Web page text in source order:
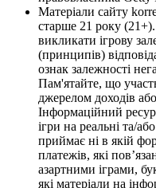
Матеріали сайту
старше 21 року
викликати ігрову
(принципів)
ознак залежності
Пам'ятайте, що
джерелом доходів
Інформаційний
ігри на реальні та/
приймає ні в якій
платежів, які
азартними іграми,
які матеріали на